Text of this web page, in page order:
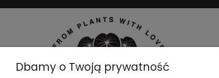
Dbamy o Twoją prywatność